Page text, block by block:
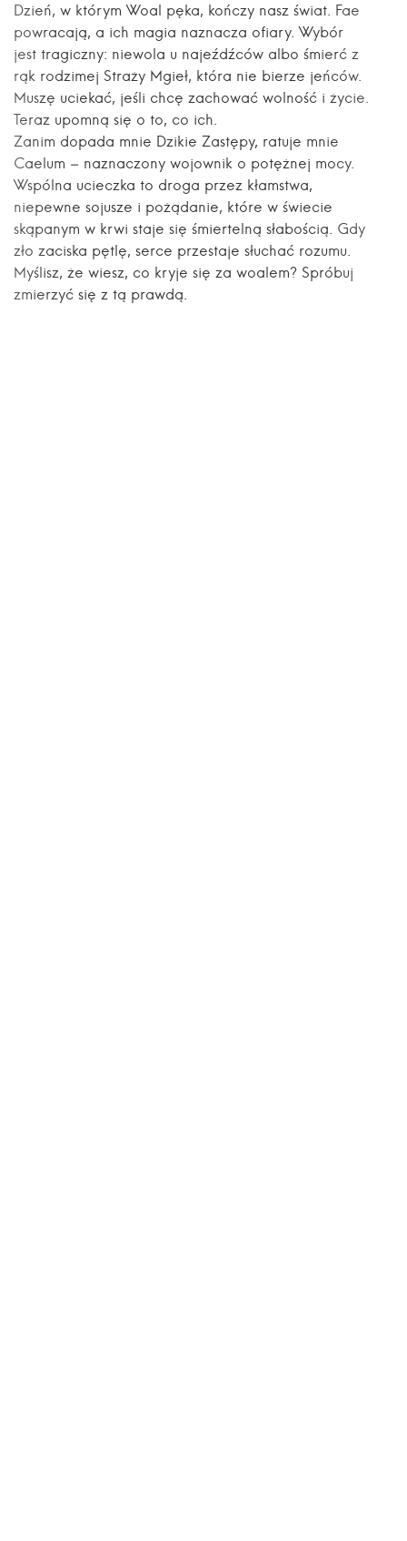
Dzień, w którym Woal pęka, kończy nasz świat. Fae
powracają, a ich magia naznacza ofiary. Wybór
jest tragiczny: niewola u najeźdźców albo śmierć z
rąk rodzimej Straży Mgieł, która nie bierze jeńców.
Muszę uciekać, jeśli chcę zachować wolność i życie.
Teraz upomną się o to, co ich.
Zanim dopada mnie Dzikie Zastępy, ratuje mnie
Caelum – naznaczony wojownik o potężnej mocy.
Wspólna ucieczka to droga przez kłamstwa,
niepewne sojusze i pożądanie, które w świecie
skąpanym w krwi staje się śmiertelną słabością. Gdy
zło zaciska pętlę, serce przestaje słuchać rozumu.
Myślisz, że wiesz, co kryje się za woalem? Spróbuj
zmierzyć się z tą prawdą.